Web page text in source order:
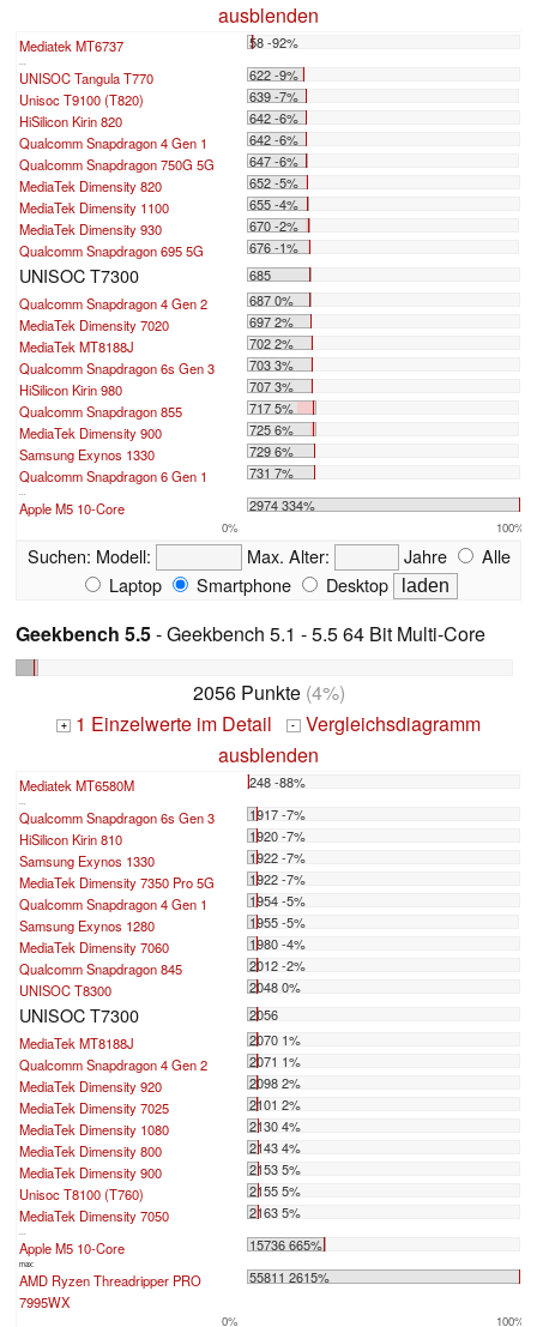
ausblenden
Mediatek MT6737 58 -92%
...
UNISOC Tangula T770
622 -9%
Unisoc T9100 (T820)
639 -7%
HiSilicon Kirin 820
642 -6%
Qualcomm Snapdragon 4 Gen 1
642 -6%
Qualcomm Snapdragon 750G 5G
647 -6%
MediaTek Dimensity 820
652 -5%
MediaTek Dimensity 1100
655 -4%
MediaTek Dimensity 930
670 -2%
Qualcomm Snapdragon 695 5G
676 -1%
UNISOC T7300
685
Qualcomm Snapdragon 4 Gen 2
687 0%
MediaTek Dimensity 7020
697 2%
MediaTek MT8188J
702 2%
Qualcomm Snapdragon 6s Gen 3
703 3%
HiSilicon Kirin 980
707 3%
Qualcomm Snapdragon 855
717 5%
MediaTek Dimensity 900
725 6%
Samsung Exynos 1330
729 6%
Qualcomm Snapdragon 6 Gen 1
731 7%
...
Apple M5 10-Core 2974 334%
0% 100%
Suchen: Modell: Max. Alter: Jahre
Alle
Laptop
Smartphone Desktop
Geekbench 5.5- Geekbench 5.1 - 5.5 64 Bit Multi-Core
2056 Punkte(4%)
+ 1 Einzelwerte im Detail - Vergleichsdiagramm
ausblenden
Mediatek MT6580M 248 -88%
...
Qualcomm Snapdragon 6s Gen 3
1917 -7%
HiSilicon Kirin 810
1920 -7%
Samsung Exynos 1330
1922 -7%
MediaTek Dimensity 7350 Pro 5G
1922 -7%
Qualcomm Snapdragon 4 Gen 1
1954 -5%
Samsung Exynos 1280
1955 -5%
MediaTek Dimensity 7060
1980 -4%
Qualcomm Snapdragon 845
2012 -2%
UNISOC T8300
2048 0%
UNISOC T7300
2056
MediaTek MT8188J
2070 1%
Qualcomm Snapdragon 4 Gen 2
2071 1%
MediaTek Dimensity 920
2098 2%
MediaTek Dimensity 7025
2101 2%
MediaTek Dimensity 1080
2130 4%
MediaTek Dimensity 800
2143 4%
MediaTek Dimensity 900
2153 5%
Unisoc T8100 (T760)
2155 5%
MediaTek Dimensity 7050
2163 5%
...
Apple M5 10-Core 15736 665%
max:
AMD Ryzen Threadripper PRO
7995WX
55811 2615%
0% 100%